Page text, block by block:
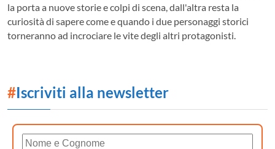
la porta a nuove storie e colpi di scena, dall'altra resta la
curiosità di sapere come e quando i due personaggi storici
torneranno ad incrociare le vite degli altri protagonisti.
#Iscriviti alla newsletter